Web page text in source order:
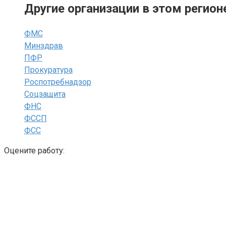
Другие организации в этом
ФМС
Минздрав
ПФР
Прокуратура
Роспотребнадзор
Соцзащита
ФНС
ФССП
ФСС
Оцените работу: